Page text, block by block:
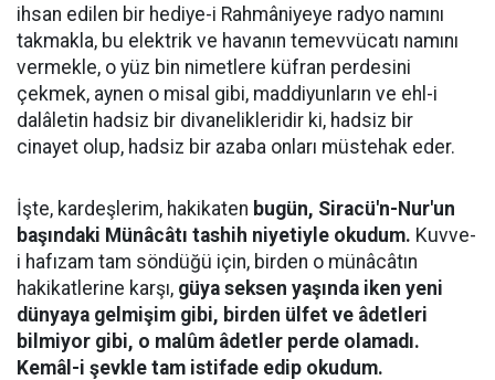
ihsan edilen bir hediye-i Rahmâniyeye radyo namını
takmakla, bu elektrik ve havanın temevvücatı namını
vermekle, o yüz bin nimetlere küfran perdesini
çekmek, aynen o misal gibi, maddiyunların ve ehl-i
dalâletin hadsiz bir divanelikleridir ki, hadsiz bir
cinayet olup, hadsiz bir azaba onları müstehak eder.
İşte, kardeşlerim, hakikaten bugün, Siracü'n-Nur'un
başındaki Münâcâtı tashih niyetiyle okudum. Kuvve-
i hafızam tam söndüğü için, birden o münâcâtın
hakikatlerine karşı, güya seksen yaşında iken yeni
dünyaya gelmişim gibi, birden ülfet ve âdetleri
bilmiyor gibi, o malûm âdetler perde olamadı.
Kemâl-i şevkle tam istifade edip okudum.